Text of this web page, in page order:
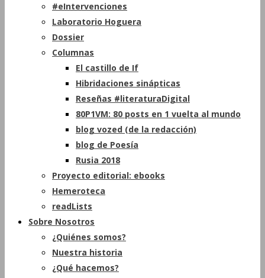
#eIntervenciones
Laboratorio Hoguera
Dossier
Columnas
El castillo de If
Hibridaciones sinápticas
Reseñas #literaturaDigital
80P1VM: 80 posts en 1 vuelta al mundo
blog vozed (de la redacción)
blog de Poesía
Rusia 2018
Proyecto editorial: ebooks
Hemeroteca
readLists
Sobre Nosotros
¿Quiénes somos?
Nuestra historia
¿Qué hacemos?